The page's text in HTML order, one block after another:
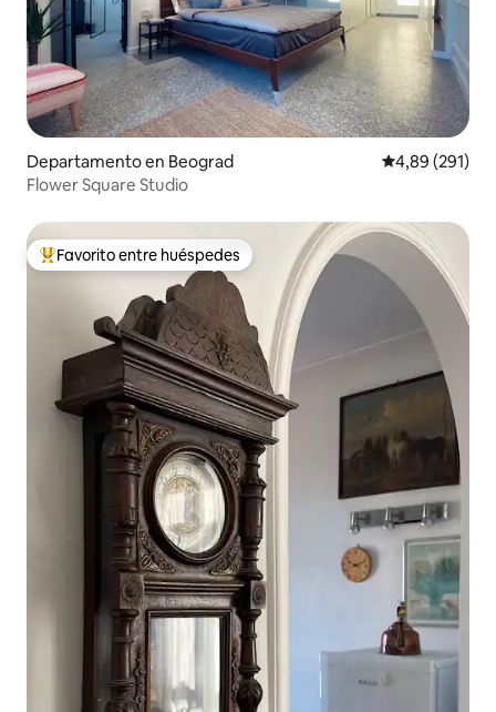
Departamento en Beograd Calificación
4,89 (291)
Flower Square Studio
Favorito entre los huéspedes más destacados
Favorito entre huéspedes